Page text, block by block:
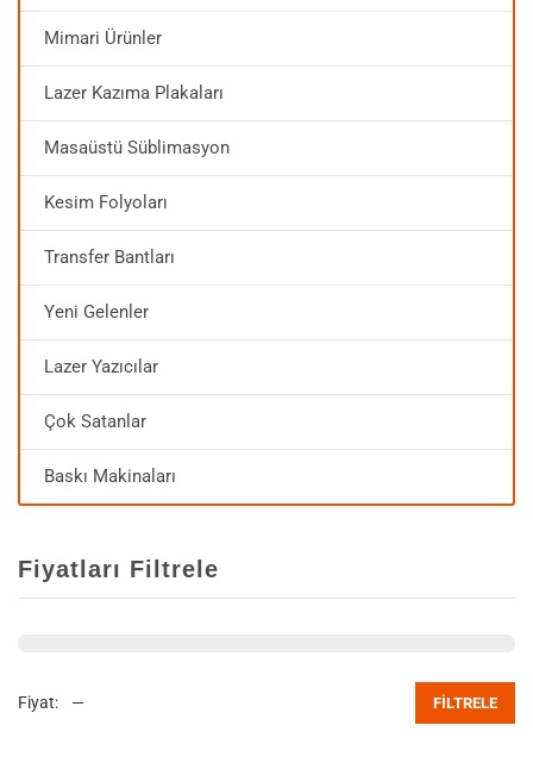
Mimari Ürünler
Lazer Kazıma Plakaları
Masaüstü Süblimasyon
Kesim Folyoları
Transfer Bantları
Yeni Gelenler
Lazer Yazıcılar
Çok Satanlar
Baskı Makinaları
Fiyatları Filtrele
FILTRELE
Fiyat: —